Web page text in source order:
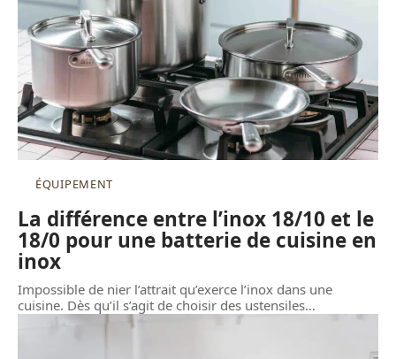
ÉQUIPEMENT
La différence entre l’inox 18/10 et le
18/0 pour une batterie de cuisine en
inox
Impossible de nier l’attrait qu’exerce l’inox dans une
cuisine. Dès qu’il s’agit de choisir des ustensiles…